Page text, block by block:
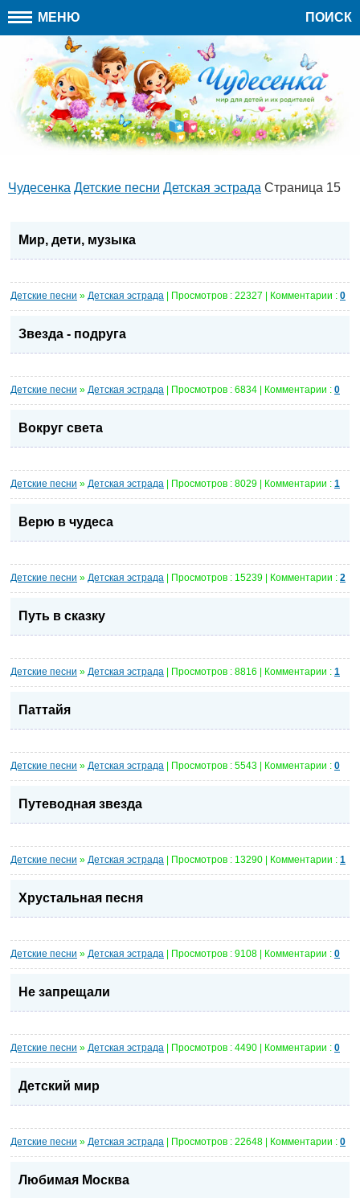
МЕНЮ ПОИСК
Чудесенка Детские песни Детская эстрада Страница 15
Мир, дети, музыка
Детские песни » Детская эстрада | Просмотров : 22327 | Комментарии : 0
Звезда - подруга
Детские песни » Детская эстрада | Просмотров : 6834 | Комментарии : 0
Вокруг света
Детские песни » Детская эстрада | Просмотров : 8029 | Комментарии : 1
Верю в чудеса
Детские песни » Детская эстрада | Просмотров : 15239 | Комментарии : 2
Путь в сказку
Детские песни » Детская эстрада | Просмотров : 8816 | Комментарии : 1
Паттайя
Детские песни » Детская эстрада | Просмотров : 5543 | Комментарии : 0
Путеводная звезда
Детские песни » Детская эстрада | Просмотров : 13290 | Комментарии : 1
Хрустальная песня
Детские песни » Детская эстрада | Просмотров : 9108 | Комментарии : 0
Не запрещали
Детские песни » Детская эстрада | Просмотров : 4490 | Комментарии : 0
Детский мир
Детские песни » Детская эстрада | Просмотров : 22648 | Комментарии : 0
Любимая Москва